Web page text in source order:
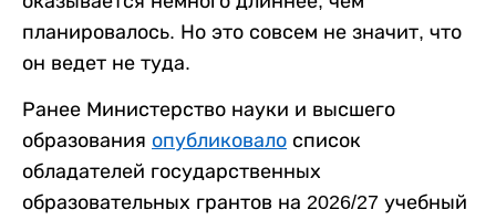
планировалось. Но это совсем не значит, что
он ведет не туда.
Ранее Министерство науки и высшего
образования опубликовало список
обладателей государственных
образовательных грантов на 2026/27 учебный